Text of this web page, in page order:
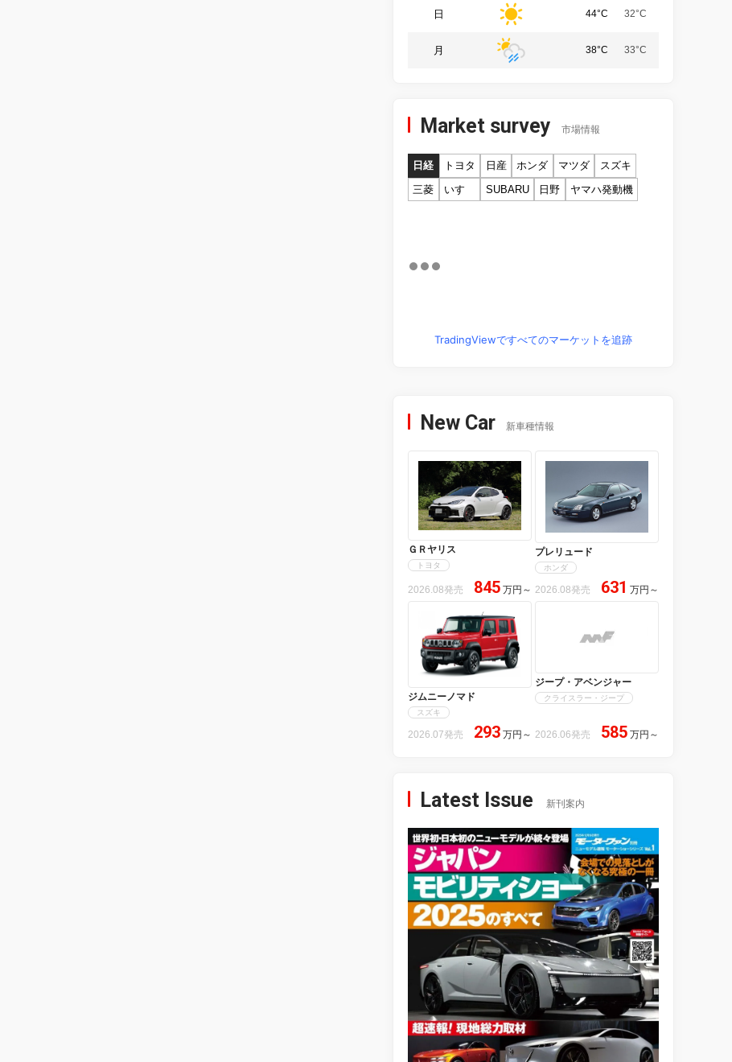
日 44°C 32°C
月 38°C 33°C
Market survey 市場情報
日経 トヨタ 日産 ホンダ マツダ
スズキ
三菱
いすゞ SUBARU 日野 ヤマハ発動機
TradingViewですべてのマーケットを追跡
New Car 新車種情報
ＧＲヤリス
トヨタ
2026.08発売 845 万円 ～
プレリュード
ホンダ
2026.08発売 631 万円 ～
ジムニーノマド
スズキ
2026.07発売 293 万円 ～
ジープ・アベンジャー
クライスラー・ジープ
2026.06発売 585 万円 ～
Latest Issue 新刊案内